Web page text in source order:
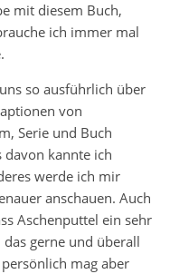
mit diesem Buch,
ich immer mal
so ausführlich über
von
Serie und Buch
davon kannte ich
werde ich mir
anschauen. Auch
Aschenputtel ein sehr
gerne und überall
mag aber